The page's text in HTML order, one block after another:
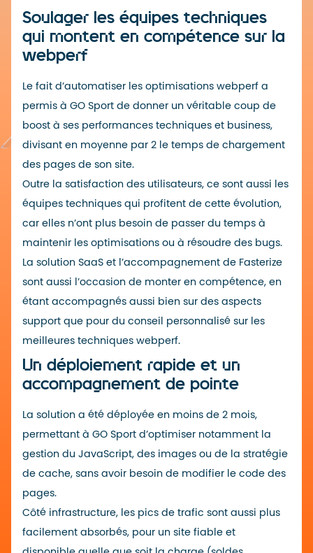
Soulager les équipes techniques
qui montent en compétence sur la
webperf
Le fait d’automatiser les optimisations webperf a
permis à GO Sport de donner un véritable coup de
boost à ses performances techniques et business,
divisant en moyenne par 2 le temps de chargement
des pages de son site.
Outre la satisfaction des utilisateurs, ce sont aussi les
équipes techniques qui profitent de cette évolution,
car elles n’ont plus besoin de passer du temps à
maintenir les optimisations ou à résoudre des bugs.
La solution SaaS et l’accompagnement de Fasterize
sont aussi l’occasion de monter en compétence, en
étant accompagnés aussi bien sur des aspects
support que pour du conseil personnalisé sur les
meilleures techniques webperf.
Un déploiement rapide et un
accompagnement de pointe
La solution a été déployée en moins de 2 mois,
permettant à GO Sport d’optimiser notamment la
gestion du JavaScript, des images ou de la stratégie
de cache, sans avoir besoin de modifier le code des
pages.
Côté infrastructure, les pics de trafic sont aussi plus
facilement absorbés, pour un site fiable et